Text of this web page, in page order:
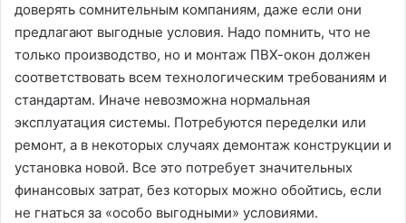
доверять сомнительным компаниям, даже если они
предлагают выгодные условия. Надо помнить, что не
только производство, но и монтаж ПВХ-окон должен
соответствовать всем технологическим требованиям и
стандартам. Иначе невозможна нормальная
эксплуатация системы. Потребуются переделки или
ремонт, а в некоторых случаях демонтаж конструкции и
установка новой. Все это потребует значительных
финансовых затрат, без которых можно обойтись, если
не гнаться за «особо выгодными» условиями.